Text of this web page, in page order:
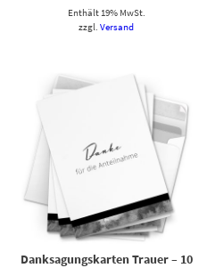
Enthält 19% MwSt.
zzgl.Versand
Danksagungskarten Trauer – 10